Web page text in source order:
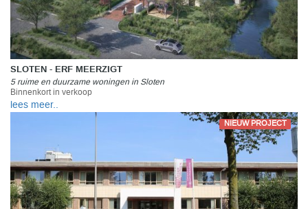
SLOTEN - ERF MEERZIGT
5 ruime en duurzame woningen in Sloten
Binnenkort in verkoop
lees meer..
NIEUW PROJECT